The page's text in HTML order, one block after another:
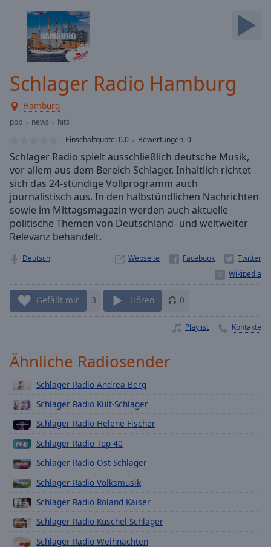
Forward
Current
Loaded:
0.00%
Type LIVE
Seek to
live,
currently
behind
liveLIVE
Remaining
Time-
Rate
Chapters
Descriptions
descriptions
selected
subtitles
settings,
opens
subtitles
settings
dialog
subtitles
Schlager Radio Hamburg
Hamburg
pop news
hits
Einschaltquote:0.0 Bewertungen:0
Schlager Radio spielt ausschließlich deutsche Musik,
vor allem aus dem Bereich Schlager. Inhaltlich richtet
sich das 24-stündige Vollprogramm auch
journalistisch aus. In den halbstündlichen Nachrichten
sowie im Mittagsmagazin werden auch aktuelle
politische Themen von Deutschland- und weltweiter
Relevanz behandelt.
Deutsch Webseite
Gefällt mir 3 Hören 0
Playlist Kontakte
Ähnliche Radiosender
Schlager Radio Andrea Berg
Schlager Radio Kult-Schlager
Schlager Radio Helene Fischer
Schlager Radio Top 40
Schlager Radio Ost-Schlager
Schlager Radio Volksmusik
Schlager Radio Roland Kaiser
Schlager Radio Kuschel-Schlager
Schlager Radio Weihnachten